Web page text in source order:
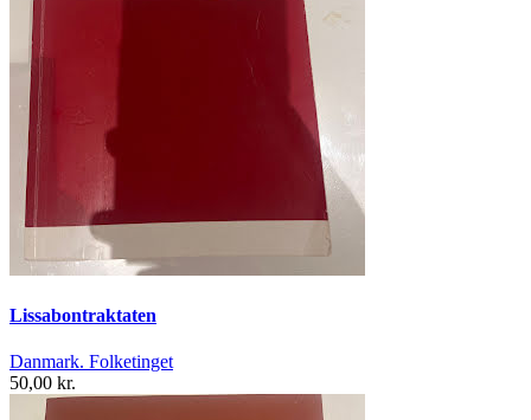
Lissabontraktaten
Danmark. Folketinget
50,00 kr.